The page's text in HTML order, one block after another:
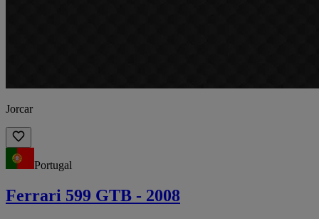
Jorcar
Portugal
Ferrari 599 GTB - 2008